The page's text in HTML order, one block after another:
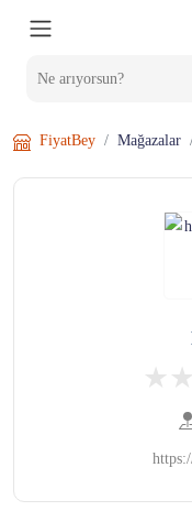
FiyatBey Mağazalar
★
★
★